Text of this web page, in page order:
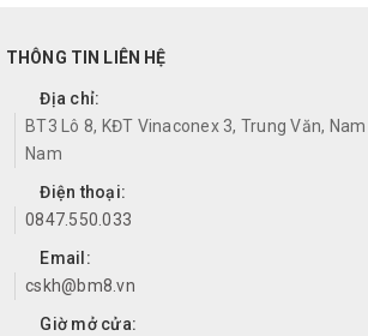
THÔNG TIN LIÊN HỆ
Địa chỉ:
BT3 Lô 8, KĐT Vinaconex 3, Trung Văn,
Nam
Điện thoại:
0847.550.033
Email:
cskh@bm8.vn
Giờ mở cửa: